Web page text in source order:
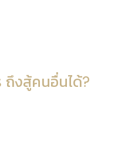
ถึงสู้คนอื่นได้?